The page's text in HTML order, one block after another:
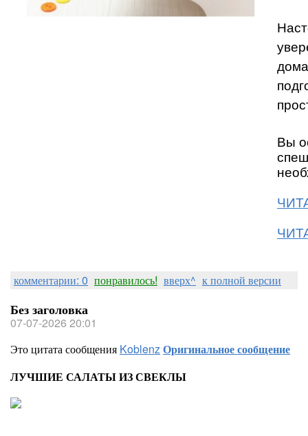
Вы
комментарии: 0 понравилось! вверх^ к полной версии
Без заголовка
07-07-2026 20:01
Это цитата сообщения KoblenzОригинальное сообщение
ЛУЧШИЕ САЛАТЫ ИЗ СВЕКЛЫ